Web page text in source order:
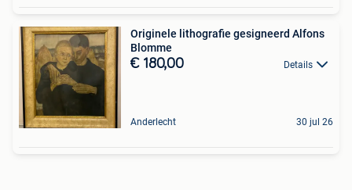
Originele lithografie gesigneerd Alfons
Blomme
€ 180,00 Details
Anderlecht 30 jul 26